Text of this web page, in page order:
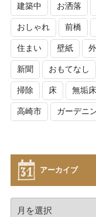
建築中 お洒落
おしゃれ 前橋
住まい 壁紙
新聞 おもてなし
掃除 床 無垢床
高崎市 ガーデニ
アーカイブ